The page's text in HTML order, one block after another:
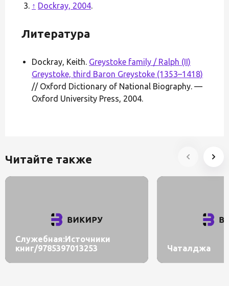
↑ Dockray, 2004.
Литература
Dockray, Keith. Greystoke family / Ralph (II)
Greystoke, third Baron Greystoke (1353–1418)
// Oxford Dictionary of National Biography. —
Oxford University Press, 2004.
Читайте также
Служебная:Источники
книг/9785397013253
Чаталджа